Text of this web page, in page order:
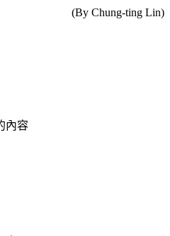
(By Chung-ting Lin)
內容